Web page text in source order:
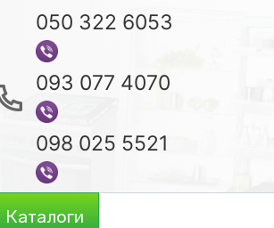
050 322 6053
093 077 4070
098 025 5521
Каталоги